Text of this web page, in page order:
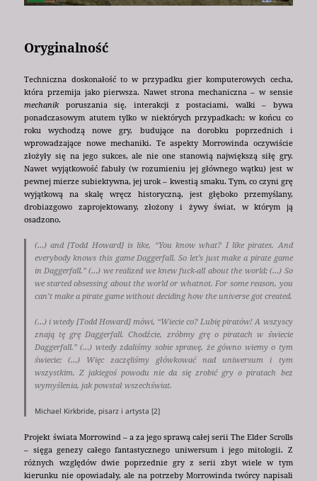
Oryginalność
Techniczna doskonałość to w przypadku gier komputerowych cecha,
która przemija jako pierwsza. Nawet strona mechaniczna – w sensie
mechanikporuszania się, interakcji z postaciami, walki – bywa
ponadczasowym atutem tylko w niektórych przypadkach; w końcu co
roku wychodzą nowe gry, budujące na dorobku poprzednich i
wprowadzające nowe mechaniki. Te aspekty Morrowinda oczywiście
złożyły się na jego sukces, ale nie one stanowią największą siłę gry.
Nawet wyjątkowość fabuły (w rozumieniu jej głównego wątku) jest w
pewnej mierze subiektywna, jej urok – kwestią smaku. Tym, co czyni grę
wyjątkową na skalę wręcz historyczną, jest głęboko przemyślany,
drobiazgowo zaprojektowany, złożony i żywy świat, w którym ją
osadzono.
(…) and [Todd Howard] is like, “You know what? I like pirates. And
everybody knows this game Daggerfall. So let’s just make a pirate game
in Daggerfall.” (…) we realized we knew fuck-all about the world; (…) So
we started obsessing about the world or whatnot. For some reason, you
can’t make a pirate game without deciding how the universe got created.
(…) i wtedy [Todd Howard] mówi, “Wiecie co? Lubię piratów! A wszyscy
znają tę grę Daggerfall. Chodźcie, zróbmy grę o piratach w świecie
Daggerfall.” (…) wtedy zdaliśmy sobie sprawę, że gówno wiemy o tym
świecie; (…) Więc zaczęliśmy główkować nad uniwersum i tym
wszystkim. Z jakiegoś powodu nie da się zrobić gry o piratach bez
wymyślenia, jak powstał wszechświat.
Michael Kirkbride, pisarz i artysta [2]
Projekt świata Morrowind – a za jego sprawą całej serii The Elder Scrolls
– sięga genezy całego fantastycznego uniwersum i jego mitologii. Z
różnych względów dwie poprzednie gry z serii zbyt wiele w tym
kierunku nie opowiadały, ale na potrzeby Morrowinda twórcy napisali